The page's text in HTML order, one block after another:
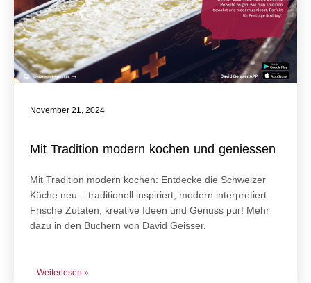
November 21, 2024
Mit Tradition modern kochen und geniessen
Mit Tradition modern kochen: Entdecke die Schweizer
Küche neu – traditionell inspiriert, modern interpretiert.
Frische Zutaten, kreative Ideen und Genuss pur! Mehr
dazu in den Büchern von David Geisser.
Weiterlesen »